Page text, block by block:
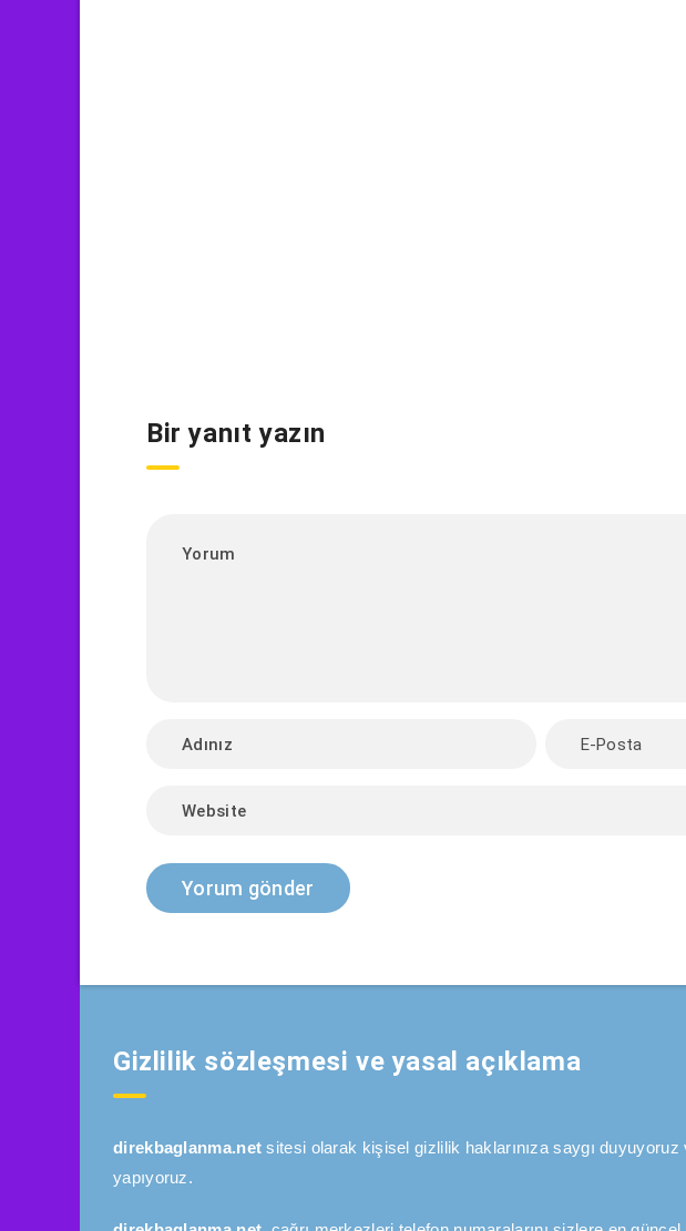
Bir yanıt yazın
Gizlilik sözleşmesi ve yasal açıklama
direkbaglanma.net sitesi olarak kişisel gizlilik haklarınıza saygı
yapıyoruz.